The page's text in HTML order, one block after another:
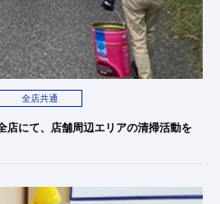
全店共通
店にて、店舗周辺エリアの清掃活動を